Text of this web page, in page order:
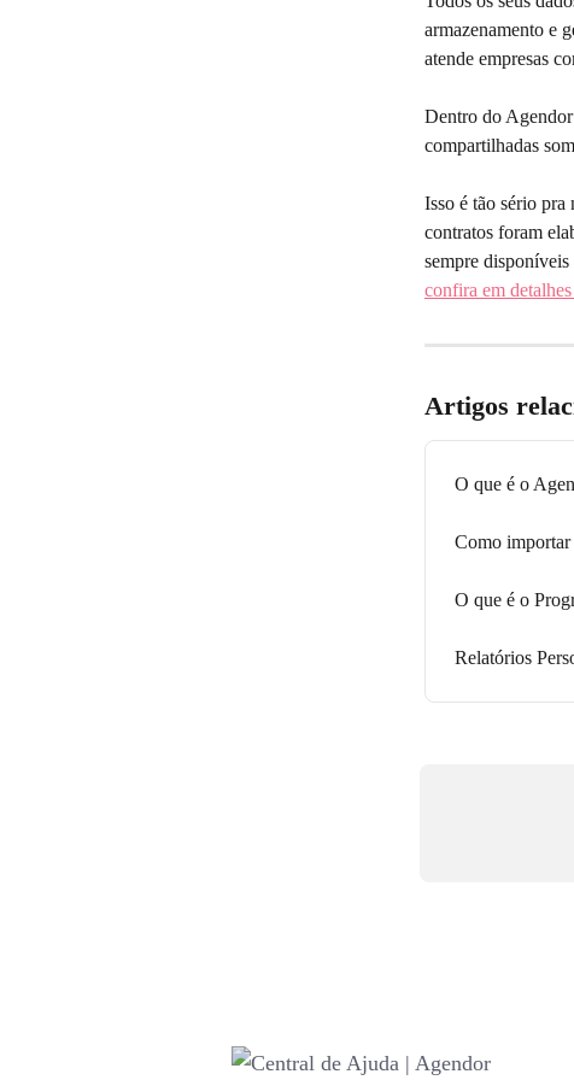
armazenamento e
atende empresas
Dentro do
compartilhadas
Isso é tão sério
contratos foram
sempre disponíveis
confira em
Artigos
O que é o
Como importar
O que é o
Relatórios